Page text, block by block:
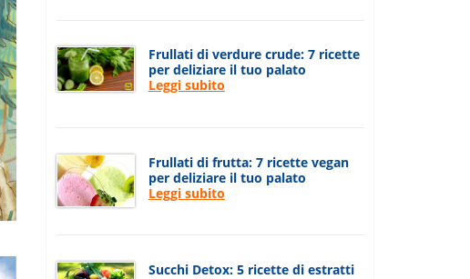
Frullati di verdure crude: 7 ricette
per deliziare il tuo palato
Leggi subito
Frullati di frutta: 7 ricette vegan
per deliziare il tuo palato
Leggi subito
Succhi Detox: 5 ricette di estratti